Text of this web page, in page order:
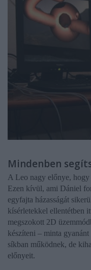
Mindenben
A Leo nagy előnye, hogy
Ezen kívül, ami Dániel
egyfajta házasságát
kísérletekkel ellentétben
megszokott 2D
készíteni­ – minta
síkban működnek, de
előnyeit.